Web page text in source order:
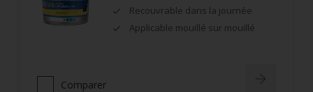
Recouvrable dans la journée
Applicable mouillé sur mouillé
Comparer